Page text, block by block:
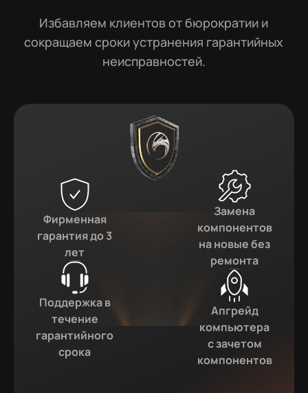
Избавляем клиентов от бюрократии и
сокращаем сроки устранения гарантийных
неисправностей.
Фирменная
гарантия до 3
лет
Поддержка в
течение
гарантийного
срока
Замена
компонентов
на новые без
ремонта
Апгрейд
компьютера
с зачетом
компонентов